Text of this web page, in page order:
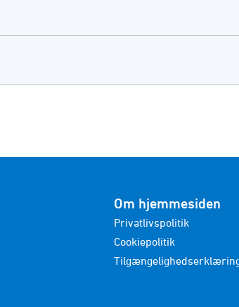
Om hjemmesiden
Privatlivspolitik
Cookiepolitik